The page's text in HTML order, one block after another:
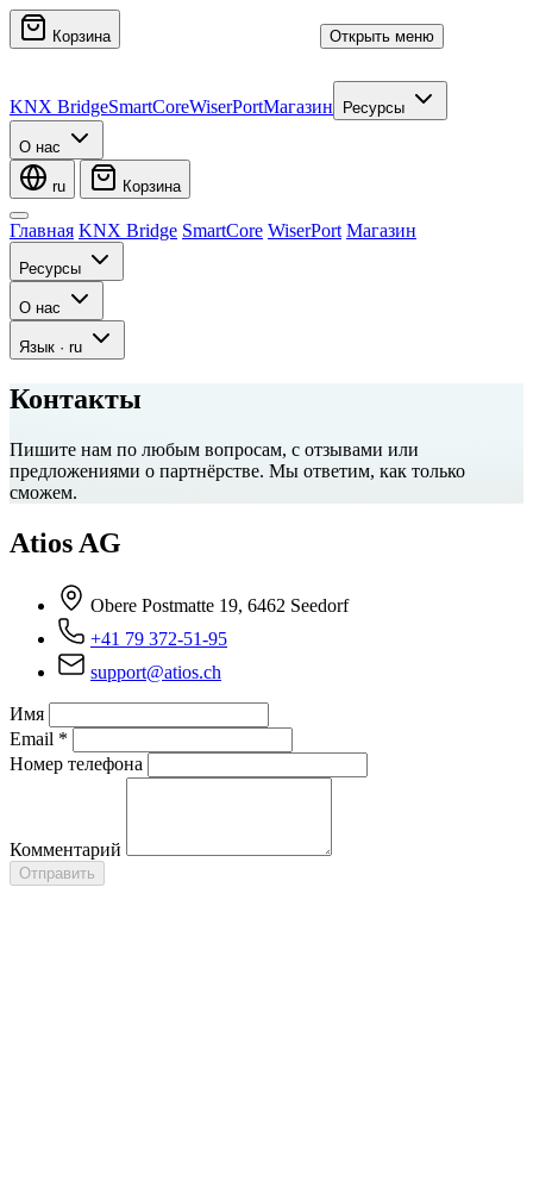
Корзина Открыть меню
KNX BridgeSmartCoreWiserPortМагазин Ресурсы
О нас
ru Корзина
Главная KNX Bridge SmartCore WiserPort Магазин
Ресурсы
О нас
Язык · ru
Контакты
Пишите нам по любым вопросам, с отзывами или
предложениями о партнёрстве. Мы ответим, как только
сможем.
Atios AG
Obere Postmatte 19, 6462 Seedorf
+41 79 372-51-95
support@atios.ch
Имя
Email *
Номер телефона
Комментарий
Отправить